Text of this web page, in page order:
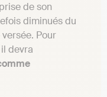
de son
diminués du
Pour
devra